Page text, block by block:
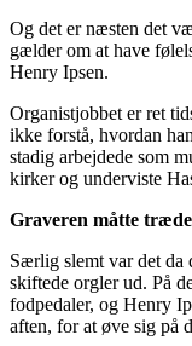
Og det er næsten det
gælder om at have
Henry Ipsen.
Organistjobbet er ret
ikke forstå, hvordan
stadig arbejdede som
kirker og underviste
Graveren måtte
Særlig slemt var det da
skiftede orgler ud. På
fodpedaler, og Henry
aften, for at øve sig på